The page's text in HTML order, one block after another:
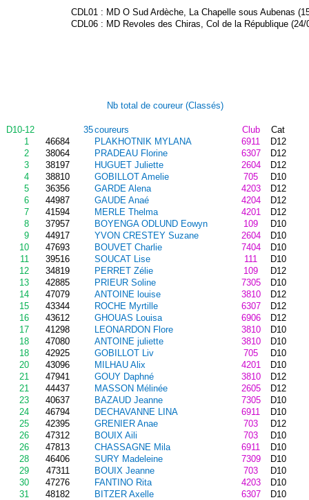
CDL01 : MD O Sud Ardèche, La Chapelle sous Aubenas
CDL06 : MD Revoles des Chiras, Col de la République
Nb total de coureur (Classés)
D10-12 35coureurs Club
Cat
1
46684 PLAKHOTNIK MYLANA 6911
D12
2
38064 PRADEAU Florine 6307
D12
3
38197 HUGUET Juliette 2604
D12
4
38810 GOBILLOT Amelie 705
D10
5
36356 GARDE Alena 4203
D12
6
44987 GAUDE Anaé 4204
D12
7
41594 MERLE Thelma 4201
D12
8
37957 BOYENGA ODLUND Eowyn 109
D10
9
44917 YVON CRESTEY Suzane 2604
D10
10
47693 BOUVET Charlie 7404
D10
11
39516 SOUCAT Lise 111
D10
12
34819 PERRET Zélie 109
D12
13
42885 PRIEUR Soline 7305
D10
14
47079 ANTOINE louise 3810
D12
15
43344 ROCHE Myrtille 6307
D12
16
43612 GHOUAS Louisa 6906
D12
17
41298 LEONARDON Flore 3810
D10
18
47080 ANTOINE juliette 3810
D10
18
42925 GOBILLOT Liv 705
D10
20
43096 MILHAU Alix 4201
D10
21
47941 GOUY Daphné 3810
D12
21
44437 MASSON Mélinée 2605
D12
23
40637 BAZAUD Jeanne 7305
D10
24
46794 DECHAVANNE LINA 6911
D10
25
42395 GRENIER Anae 703
D12
26
47312 BOUIX Aili 703
D10
26
47813 CHASSAGNE Mila 6911
D10
28
46406 SURY Madeleine 7309
D10
29
47311 BOUIX Jeanne 703
D10
30
47276 FANTINO Rita 4203
D10
31
48182 BITZER Axelle 6307
D10